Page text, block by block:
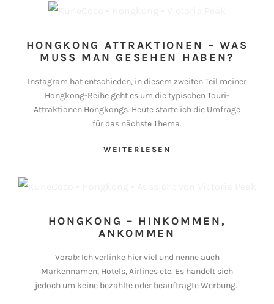
HONGKONG ATTRAKTIONEN – WAS
MUSS MAN GESEHEN HABEN?
Instagram hat entschieden, in diesem zweiten Teil meiner
Hongkong-Reihe geht es um die typischen Touri-
Attraktionen Hongkongs. Heute starte ich die Umfrage
für das nächste Thema.
WEITERLESEN
HONGKONG – HINKOMMEN,
ANKOMMEN
Vorab: Ich verlinke hier viel und nenne auch
Markennamen, Hotels, Airlines etc. Es handelt sich
jedoch um keine bezahlte oder beauftragte Werbung.